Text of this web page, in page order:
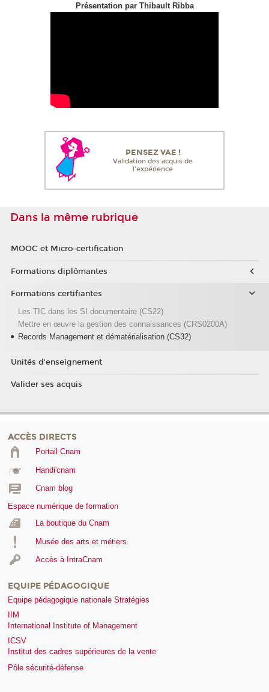
Présentation par Thibault Ribba
PENSEZ VAE !
Validation des acquis de
l'expérience
Dans la même rubrique
MOOC et Micro-certification
Formations diplômantes
Formations certifiantes
Les TIC dans les SI documentaire (CS22)
Mettre en œuvre la gestion des connaissances (CRS0200A)
Records Management et dématérialisation (CS32)
Unités d'enseignement
Valider ses acquis
ACCÈS DIRECTS
Portail Cnam
Handi'cnam
Cnam blog
Espace numérique de formation
La boutique du Cnam
Musée des arts et métiers
Accès à IntraCnam
EQUIPE PÉDAGOGIQUE
Equipe pédagogique nationale Stratégies
IIM
International Institute of Management
ICSV
Institut des cadres supérieures de la vente
Pôle sécurité-défense